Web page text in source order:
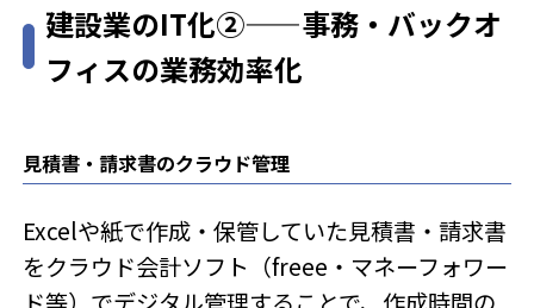
非効率」を見直し、 無理なく業務を軽くするための考え方を整理
します。1. 小さなルーティン作業ほど、後から効いてくるWeb運
用には、目立たないけれど欠かせな...
建設業のIT化②——事務・バックオ
フィスの業務効率化
見積書・請求書のクラウド管理
Excelや紙で作成・保管していた見積書・請求書
をクラウド会計ソフト（freee・マネーフォワー